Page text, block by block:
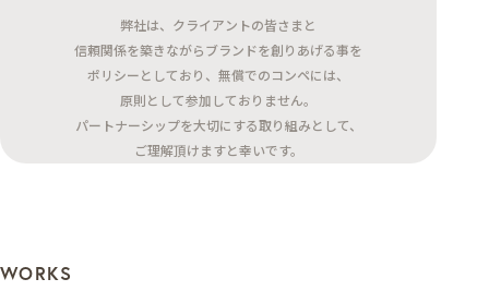
弊社は、クライアントの皆さまと
信頼関係を築きながらブランドを創りあげる事を
ポリシーとしており、無償でのコンペには、
原則として参加しておりません。
パートナーシップを大切にする取り組みとして、
ご理解頂けますと幸いです。
WORKS